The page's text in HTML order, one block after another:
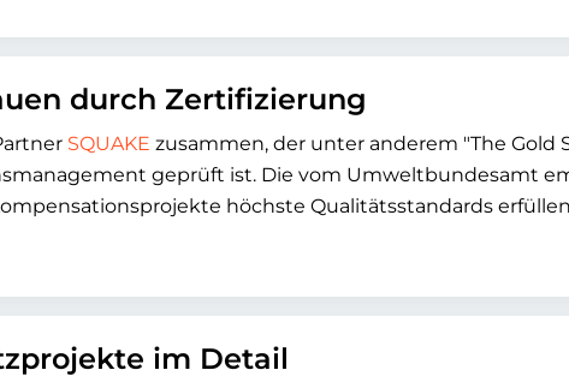
durch Zertifizierung
SQUAKE zusammen, der unter anderem "The
geprüft ist. Die vom Umweltbundesamt
höchste Qualitätsstandards
im Detail